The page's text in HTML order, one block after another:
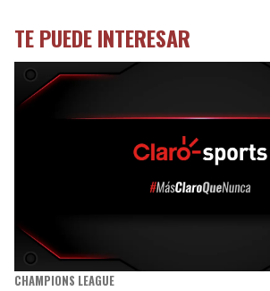
TE PUEDE INTERESAR
CHAMPIONS LEAGUE